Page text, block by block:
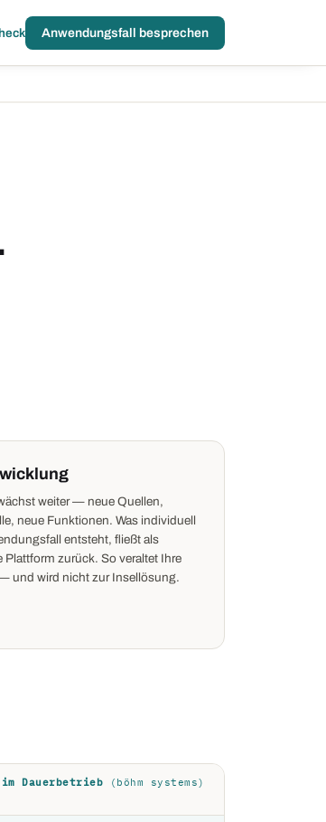
Anwendungsfall besprechen
weiter — neue Quellen,
neue Funktionen. Was individuell
entsteht, fließt als
Plattform zurück. So veraltet Ihre
und wird nicht zur Insellösung.
Dauerbetrieb (böhm systems)